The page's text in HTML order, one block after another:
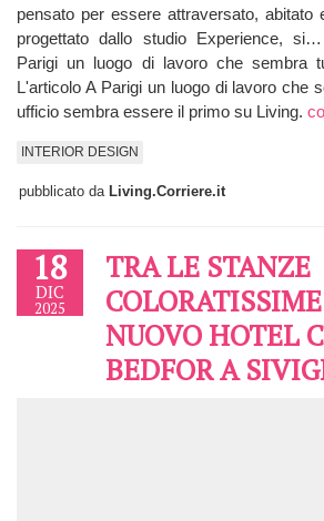
pensato per essere attraversato, abitato
progettato dallo studio Experience,
Parigi un luogo di lavoro che sembra
L'articolo A Parigi un luogo di lavoro che
ufficio sembra essere il primo su Living.
INTERIOR DESIGN
pubblicato da Living.Corriere.it
18
DIC
2025
TRA LE STANZE
NUOVO HOTEL
BEDFOR A